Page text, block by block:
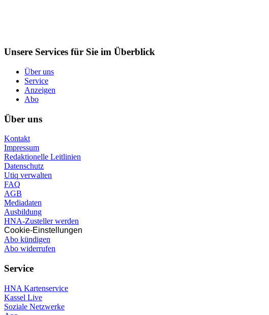
Unsere Services für Sie im Überblick
Über uns
Service
Anzeigen
Abo
Über uns
Kontakt
Impressum
Redaktionelle Leitlinien
Datenschutz
Utiq verwalten
FAQ
AGB
Mediadaten
Ausbildung
HNA-Zusteller werden
Cookie-Einstellungen
Abo kündigen
Abo widerrufen
Service
HNA Kartenservice
Kassel Live
Soziale Netzwerke